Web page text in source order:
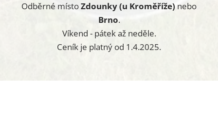
Odběrné místoZdounky (u Kroměříže) nebo
Brno.
Víkend - pátek až neděle.
Ceník je platný od 1.4.2025.